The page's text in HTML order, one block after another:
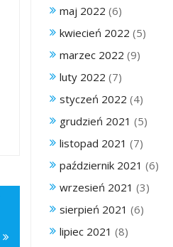
maj 2022 (6)
kwiecień 2022 (5)
marzec 2022 (9)
luty 2022 (7)
styczeń 2022 (4)
grudzień 2021 (5)
listopad 2021 (7)
październik 2021 (6)
wrzesień 2021 (3)
sierpień 2021 (6)
lipiec 2021 (8)